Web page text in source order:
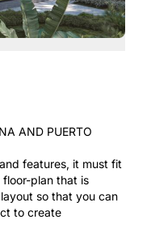
AND PUERTO
features, it must fit
plan that is
so that you can
to create